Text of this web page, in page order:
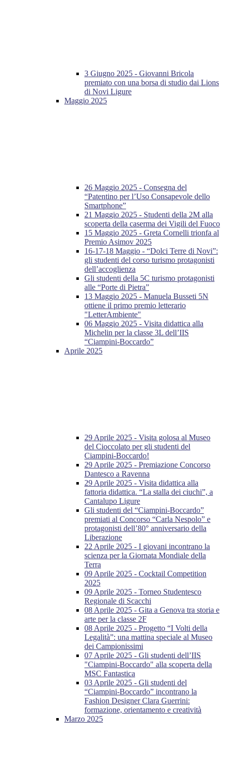
3 Giugno 2025 - Giovanni Bricola
premiato con una borsa di studio dai Lions
di Novi Ligure
Maggio 2025
26 Maggio 2025 - Consegna del
“Patentino per l’Uso Consapevole dello
Smartphone”
21 Maggio 2025 - Studenti della 2M alla
scoperta della caserma dei Vigili del Fuoco
15 Maggio 2025 - Greta Cornelli trionfa al
Premio Asimov 2025
16-17-18 Maggio - “Dolci Terre di Novi”:
gli studenti del corso turismo protagonisti
dell’accoglienza
Gli studenti della 5C turismo protagonisti
alle “Porte di Pietra”
13 Maggio 2025 - Manuela Busseti 5N
ottiene il primo premio letterario
"LetterAmbiente"
06 Maggio 2025 - Visita didattica alla
Michelin per la classe 3L dell’IIS
“Ciampini-Boccardo”
Aprile 2025
29 Aprile 2025 - Visita golosa al Museo
del Cioccolato per gli studenti del
Ciampini-Boccardo!
29 Aprile 2025 - Premiazione Concorso
Dantesco a Ravenna
29 Aprile 2025 - Visita didattica alla
fattoria didattica. “La stalla dei ciuchi”, a
Cantalupo Ligure
Gli studenti del “Ciampini-Boccardo”
premiati al Concorso “Carla Nespolo” e
protagonisti dell’80° anniversario della
Liberazione
22 Aprile 2025 - I giovani incontrano la
scienza per la Giornata Mondiale della
Terra
09 Aprile 2025 - Cocktail Competition
2025
09 Aprile 2025 - Torneo Studentesco
Regionale di Scacchi
08 Aprile 2025 - Gita a Genova tra storia e
arte per la classe 2F
08 Aprile 2025 - Progetto “I Volti della
Legalità”: una mattina speciale al Museo
dei Campionissimi
07 Aprile 2025 - Gli studenti dell’IIS
"Ciampini-Boccardo" alla scoperta della
MSC Fantastica
03 Aprile 2025 - Gli studenti del
“Ciampini-Boccardo” incontrano la
Fashion Designer Clara Guerrini:
formazione, orientamento e creatività
Marzo 2025